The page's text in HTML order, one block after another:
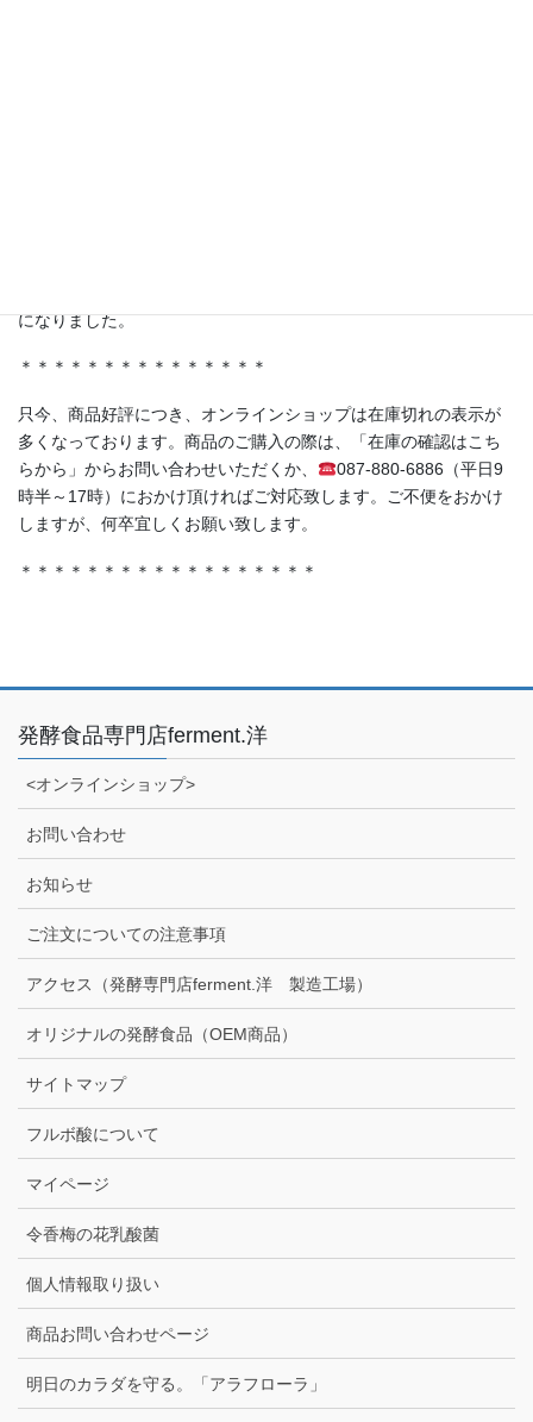
になりました。
＊＊＊＊＊＊＊＊＊＊＊＊＊＊＊
只今、商品好評につき、オンラインショップは在庫切れの表示が
多くなっております。商品のご購入の際は、「在庫の確認はこち
らから」からお問い合わせいただくか、
087-880-6886（平日9
時半～17時）におかけ頂ければご対応致します。ご不便をおかけ
しますが、何卒宜しくお願い致します。
＊＊＊＊＊＊＊＊＊＊＊＊＊＊＊＊＊＊
発酵食品専門店ferment.洋
<オンラインショップ>
お問い合わせ
お知らせ
ご注文についての注意事項
アクセス（発酵専門店ferment.洋 製造工場）
オリジナルの発酵食品（OEM商品）
サイトマップ
フルボ酸について
マイページ
令香梅の花乳酸菌
個人情報取り扱い
商品お問い合わせページ
明日のカラダを守る。「アラフローラ」